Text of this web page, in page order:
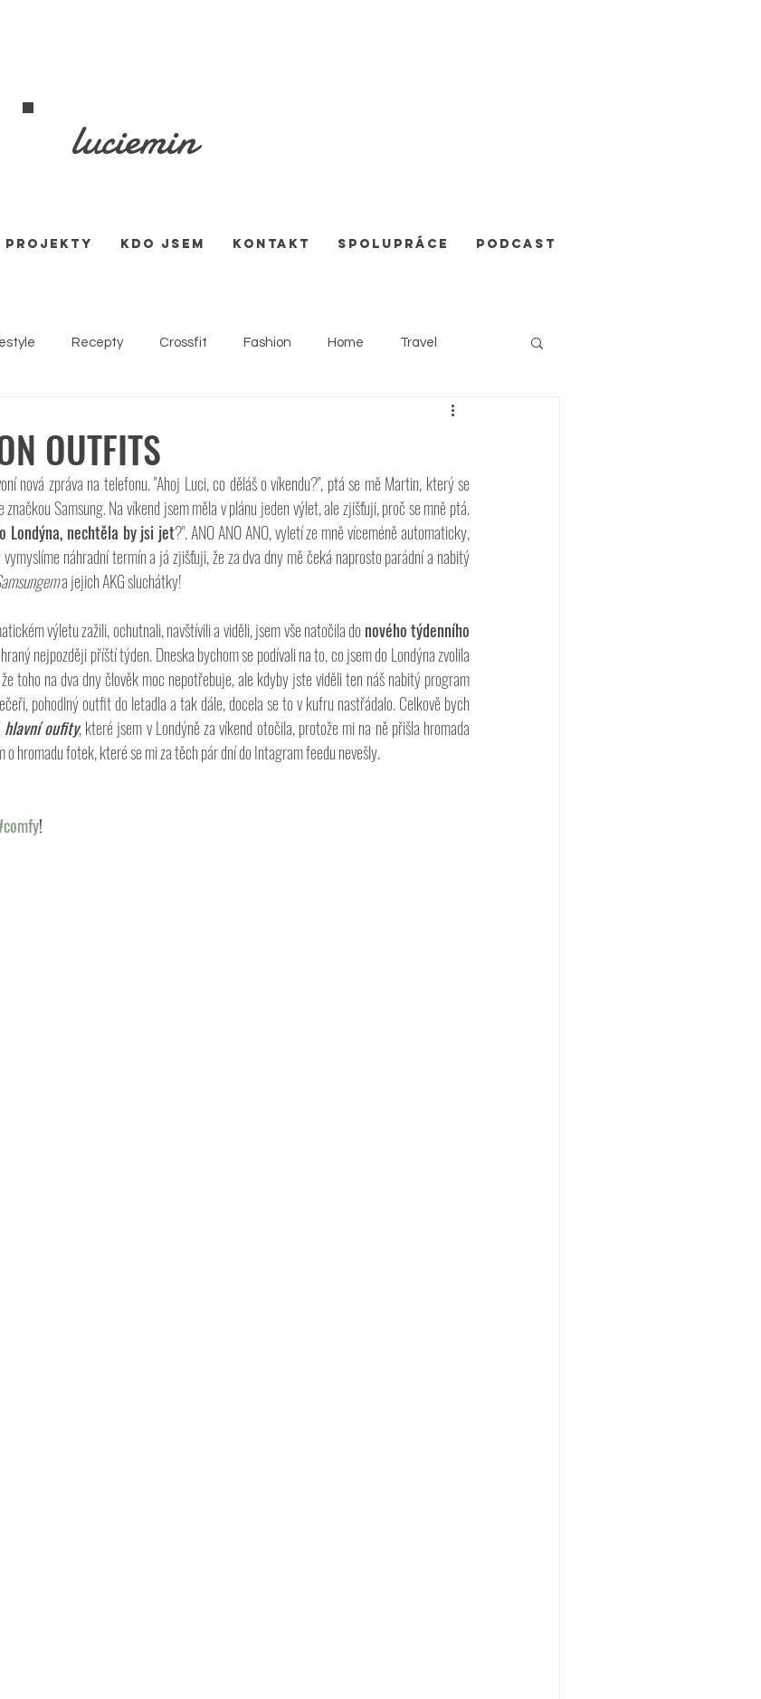
luciemin
PROJEKTY KDO JSEM KONTAKT SPOLUPRÁCE Podcast
Recepty Crossfit Fashion Home Travel
OUTFITS
nová zpráva na telefonu. "Ahoj Luci, co děláš o víkendu?", ptá se mě Martin, který se
Samsung. Na víkend jsem měla v plánu jeden výlet, ale zjišťuji, proč se mně ptá.
Londýna, nechtěla by jsi jet?". ANO ANO ANO, vyletí ze mně víceméně automaticky,
náhradní termín a já zjišťuji, že za dva dny mě čeká naprosto parádní a nabitý
a jejich AKG sluchátky!
výletu zažili, ochutnali, navštívili a viděli, jsem vše natočila do nového týdenního
nejpozději příští týden. Dneska bychom se podívali na to, co jsem do Londýna zvolila
toho na dva dny člověk moc nepotřebuje, ale kdyby jste viděli ten náš nabitý program
pohodlný outfit do letadla a tak dále, docela se to v kufru nastřádalo. Celkově bych
oufity, které jsem v Londýně za víkend otočila, protože mi na ně přišla hromada
o hromadu fotek, které se mi za těch pár dní do Intagram feedu nevešly.
!